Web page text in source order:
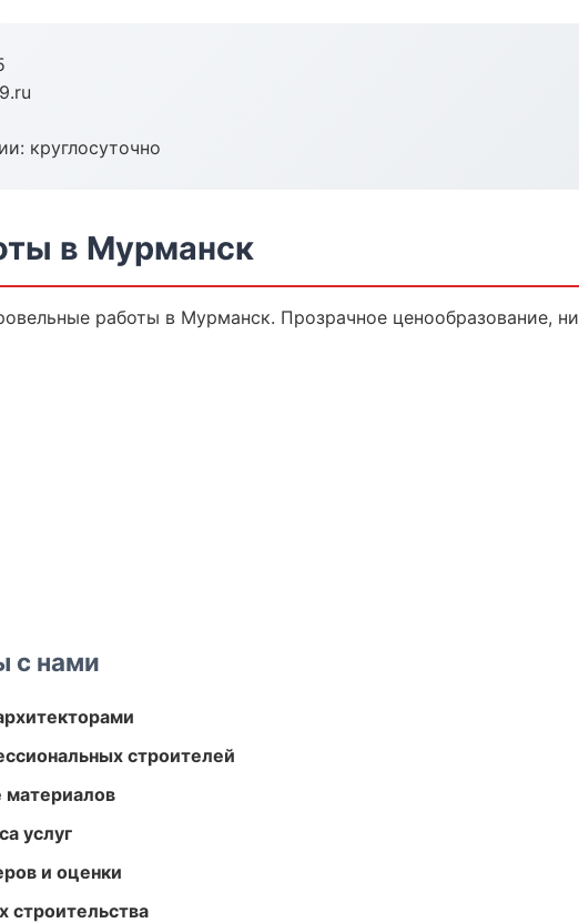
круглосуточно
в Мурманск
работы в Мурманск. Прозрачное ценообразование,
с нами
строителей
материалов
услуг
и оценки
строительства